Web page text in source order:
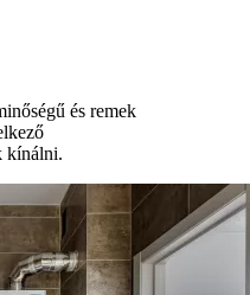
és remek
kínálni.